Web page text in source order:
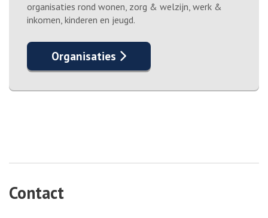
organisaties rond wonen, zorg & welzijn, werk &
inkomen, kinderen en jeugd.
Organisaties
Contact